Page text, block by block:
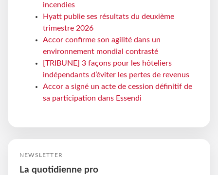
incendies
Hyatt publie ses résultats du deuxième
trimestre 2026
Accor confirme son agilité dans un
environnement mondial contrasté
[TRIBUNE] 3 façons pour les hôteliers
indépendants d’éviter les pertes de revenus
Accor a signé un acte de cession définitif de
sa participation dans Essendi
NEWSLETTER
La quotidienne pro